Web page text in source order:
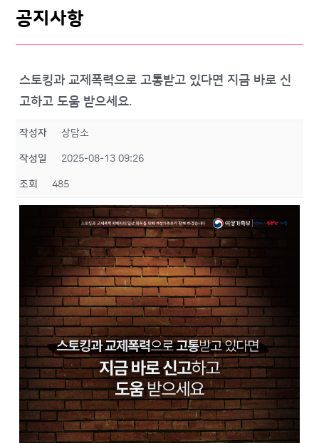
공지사항
스토킹과 교제폭력으로 고통받고 있다면 지금 바로 신
고하고 도움 받으세요.
작성자 상담소
작성일 2025-08-13 09:26
조회 485